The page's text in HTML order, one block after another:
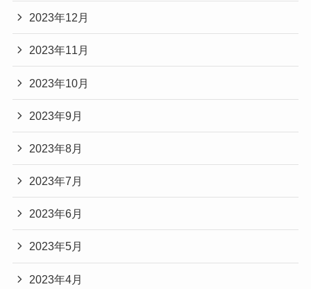
2023年12月
2023年11月
2023年10月
2023年9月
2023年8月
2023年7月
2023年6月
2023年5月
2023年4月